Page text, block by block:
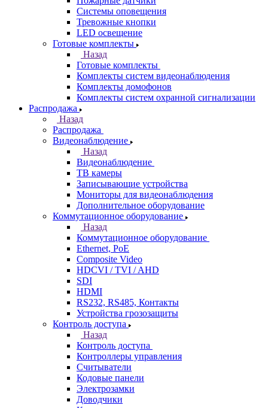
Системы оповещения
Тревожные кнопки
LED освещение
Готовые комплекты
Назад
Готовые комплекты
Комплекты систем видеонаблюдения
Комплекты домофонов
Комплекты систем охранной сигнализации
Распродажа
Назад
Распродажа
Видеонаблюдение
Назад
Видеонаблюдение
ТВ камеры
Записывающие устройства
Мониторы для видеонаблюдения
Дополнительное оборудование
Коммутационное оборудование
Назад
Коммутационное оборудование
Ethernet, PoE
Composite Video
HDCVI / TVI / AHD
SDI
HDMI
RS232, RS485, Контакты
Устройства грозозащиты
Контроль доступа
Назад
Контроль доступа
Контроллеры управления
Считыватели
Кодовые панели
Электрозамки
Доводчики